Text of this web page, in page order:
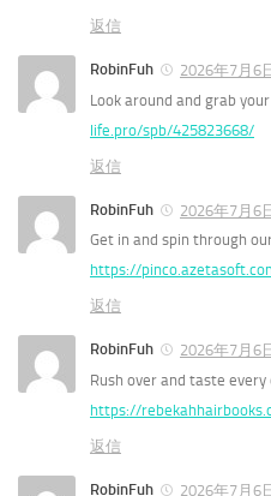
返信
RobinFuh
2026年7月6
Look around and grab
life.pro/spb/425823668/
返信
RobinFuh
2026年7月6
Get in and spin through
https://
返信
RobinFuh
2026年7月6
Rush over and taste
https://
返信
RobinFuh
2026年7月6